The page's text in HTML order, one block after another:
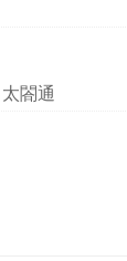
閤通